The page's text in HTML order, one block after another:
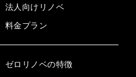
法人向けリノベ
料金プラン
ゼロリノベの特徴